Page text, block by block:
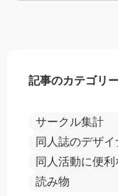
記事のカテゴリ
サークル集計
同人誌のデザイ
同人活動に便
読み物